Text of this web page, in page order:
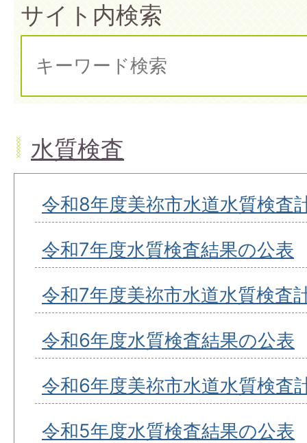
サイト内検索
水質検査
令和8年度美祢市水道水質検査
令和7年度水質検査結果の公表
令和7年度美祢市水道水質検査
令和6年度水質検査結果の公表
令和6年度美祢市水道水質検査
令和5年度水質検査結果の公表